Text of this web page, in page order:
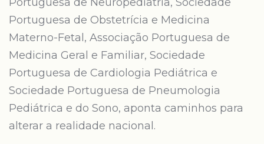
Portuguesa de Obstetrícia e Medicina
Materno-Fetal, Associação Portuguesa de
Medicina Geral e Familiar, Sociedade
Portuguesa de Cardiologia Pediátrica e
Sociedade Portuguesa de Pneumologia
Pediátrica e do Sono, aponta caminhos para
alterar a realidade nacional.